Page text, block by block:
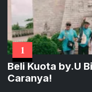
1
Beli Kuota by.U
Caranya!